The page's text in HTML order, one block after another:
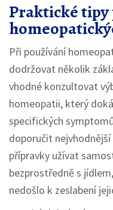
Praktické
Při používání
dodržovat několik
vhodné konzultovat
homeopatii, který
specifických
doporučit
přípravky užívat
bezprostředně s
nedošlo k zeslabení